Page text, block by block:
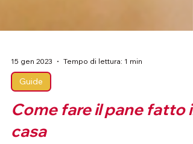
15 gen 2023
Guide
Come fare il pane fatto in